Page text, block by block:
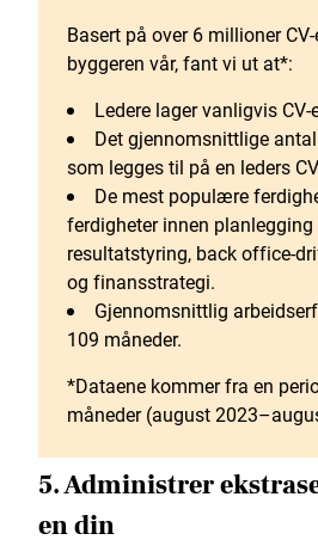
Basert på over 6 millioner
byggeren vår, fant vi ut at*:
Ledere lager vanligvis CV-
Det gjennomsnittlige
som legges til på en leders
De mest populære
ferdigheter innen
resultatstyring, back office-
og finansstrategi.
Gjennomsnittlig
109 måneder.
*Dataene kommer fra en
måneder (august
5. Administrer
en din